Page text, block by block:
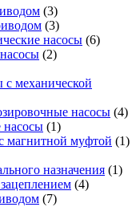
(3)
(3)
насосы (6)
(2)
механической
насосы (4)
насосы (1)
магнитной муфтой (1)
назначения (1)
(4)
(7)